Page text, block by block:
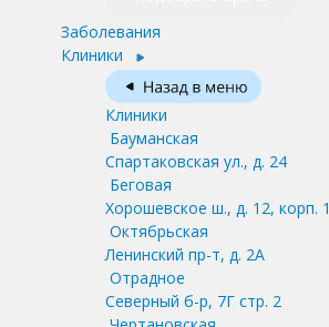
Заболевания
Клиники
Клиники
Бауманская
Спартаковская ул., д. 24
Беговая
Хорошевское ш., д. 12, корп. 1
Октябрьская
Ленинский пр-т, д. 2А
Отрадное
Северный б-р, 7Г стр. 2